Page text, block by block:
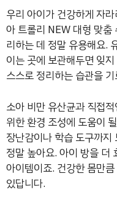
우리 아이가 건강하게 자
아 트롤리 NEW 대형 맞춤
리하는 데 정말 유용해요.
이는 곳에 보관해두면 잊
스스로 정리하는 습관을
소아 비만 유산균과 직접
위한 환경 조성에 도움이
장난감이나 학습 도구까
정말 높아요. 아이 방을 더
아이템이죠. 건강한 몸만
있답니다.